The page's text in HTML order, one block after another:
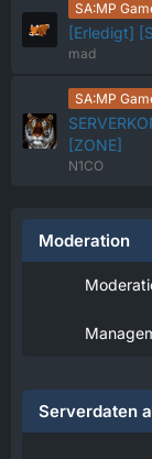
SA:MP
[Erledigt]
mad
SA:MP
[ZONE]
N1CO
Moderation
Serverdaten